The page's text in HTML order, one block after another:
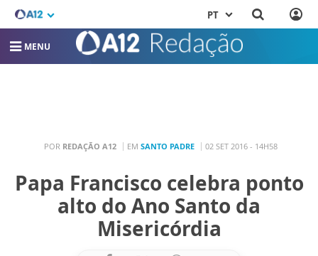
PT
MENU
POR REDAÇÃO A12 EM SANTO PADRE 02 SET 2016 - 14H58
Papa Francisco celebra ponto
alto do Ano Santo da
Misericórdia